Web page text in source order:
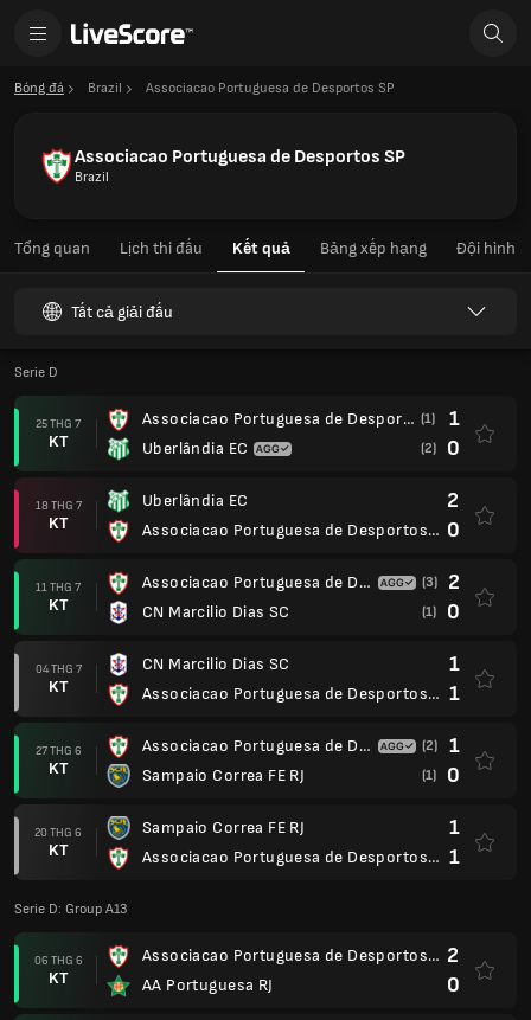
Bóng đá Brazil Associacao Portuguesa de Desportos SP
Associacao Portuguesa de Desportos SP
Brazil
Tổng quan Lịch thi đấu Kết quả Bảng xếp hạng Đội hình
Tất cả giải đấu
Serie D
25 THG 7
KT
Associacao Portuguesa de Desportos SP
Uberlândia EC
(1) 1
(2) 0
18 THG 7
KT
Uberlândia EC
Associacao Portuguesa de Desportos SP
2
0
11 THG 7
KT
Associacao Portuguesa de Desportos SP
CN Marcilio Dias SC
(3) 2
(1) 0
04 THG 7
KT
CN Marcilio Dias SC
Associacao Portuguesa de Desportos SP
1
1
27 THG 6
KT
Associacao Portuguesa de Desportos SP
Sampaio Correa FE RJ
(2) 1
(1) 0
20 THG 6
KT
Sampaio Correa FE RJ
Associacao Portuguesa de Desportos SP
1
1
Serie D: Group A13
06 THG 6
KT
Associacao Portuguesa de Desportos SP
AA Portuguesa RJ
2
0